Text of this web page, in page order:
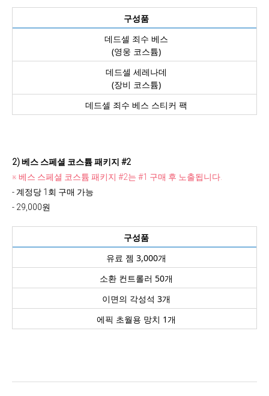
구성품
데드셀 죄수 베스
(영웅 코스튬)
데드셀 세레나데
(장비 코스튬)
데드셀 죄수 베스 스티커 팩
2) 베스 스페셜 코스튬 패키지 #2
※ 베스 스페셜 코스튬 패키지 #2는 #1 구매 후 노출됩니다.
- 계정당 1회 구매 가능
- 29,000원
구성품
유료 젬 3,000개
소환 컨트롤러 50개
이면의 각성석 3개
에픽 초월용 망치 1개